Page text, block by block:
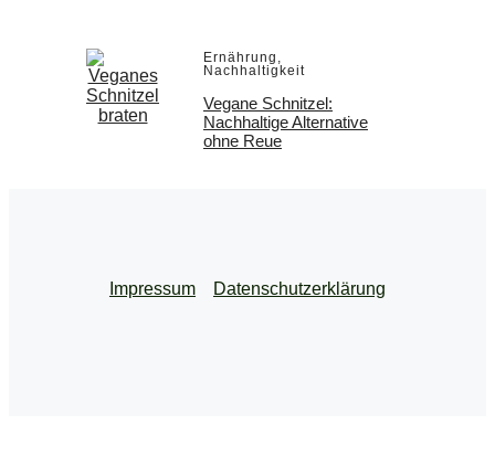
Ernährung ,
Nachhaltigkeit
Vegane Schnitzel:
Nachhaltige Alternative
ohne Reue
Impressum Datenschutzerklärung